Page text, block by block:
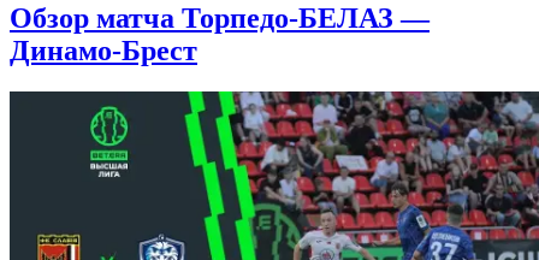
Обзор матча Торпедо-БЕЛАЗ —
Динамо-Брест